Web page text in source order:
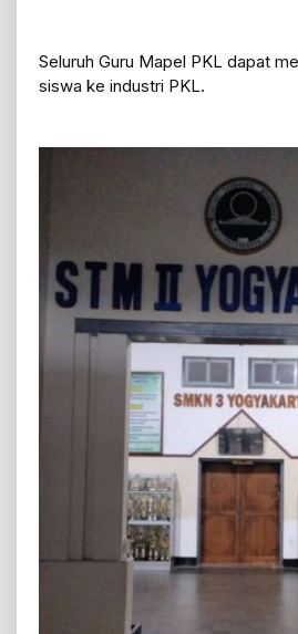
Seluruh Guru Mapel PKL dapat
siswa ke industri PKL.